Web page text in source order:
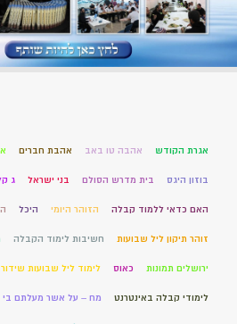
אגרת הקודש אהבה טו באב אהבת חברים
בוזון היגס בית מדרש הסולם בני ישראל ג
האם כדאי ללמוד קבלה הזוהר היומי היכל
זוהר תיקון ליל שבועות חשיבות לימוד הקבלה
ירושלים תמונות כאוס לימוד ליל שבועות
לימודי קבלה באינטרנט מח – על אשר מעלתם בי